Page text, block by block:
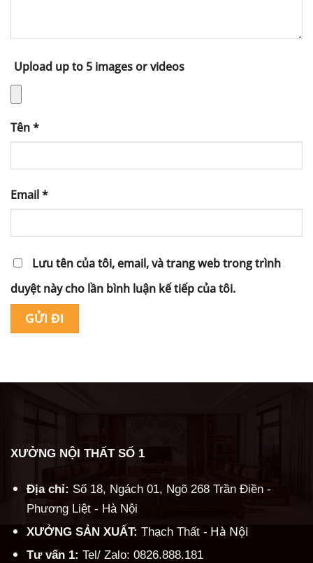
Upload up to 5 images or videos
Tên*
Email*
Lưu tên của tôi, email, và trang web trong trình
duyệt này cho lần bình luận kế tiếp của tôi.
XƯỞNG NỘI THẤT SỐ 1
Địa chỉ: Số 18, Ngách 01, Ngõ 268 Trần Điền -
Phương Liệt - Hà Nội
XƯỞNG SẢN XUẤT: Thạch Thất - Hà Nội
Tư vấn 1: Tel/ Zalo: 0826.888.181